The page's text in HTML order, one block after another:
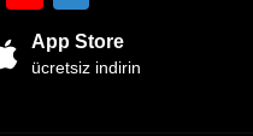
App Store
ücretsiz indirin